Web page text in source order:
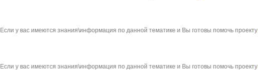
Если у вас имеются знания\информация по данной тематике и Вы готовы помочь проекту
Если у вас имеются знания\информация по данной тематике и Вы готовы помочь проекту